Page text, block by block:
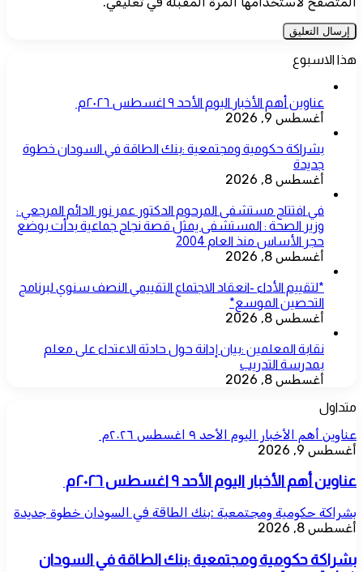
هذا الاسبوع
عناوين أهم الأخبار اليوم الأحد ٩ اغسطس ٢٠٢٦م ​
أغسطس 9, 2026
بشراكة حكومية ومجتمعية :بنك الطاقة في السودان خطوة
جديدة
أغسطس 8, 2026
في افتتاح مستشفى المرحوم الدكتور عمر نور الدائم المرجعي :
وزير الصحة : المستشفى يمثل قصة نجاح جماعية بدأت بوضع
حجر الأساس منذ العام 2004
أغسطس 8, 2026
*لتقييم الأداء -انعقاد الاجتماع التقييمي النصف سنوي لبرنامج
التحصين الموسع*
أغسطس 8, 2026
نقابة المعلمين :بيان إدانة حول حادثة الاعتداء على معلم
بمدرسة التدريب
أغسطس 8, 2026
متداول
عناوين أهم الأخبار اليوم الأحد ٩ اغسطس ٢٠٢٦م ​
أغسطس 9, 2026
عناوين أهم الأخبار اليوم الأحد ٩ اغسطس ٢٠٢٦م ​
بشراكة حكومية ومجتمعية :بنك الطاقة في السودان خطوة جديدة
أغسطس 8, 2026
بشراكة حكومية ومجتمعية :بنك الطاقة في السودان